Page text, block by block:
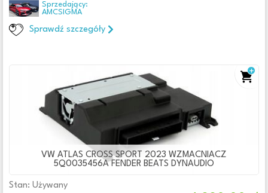
Sprzedający:
AMCSIGMA
Sprawdź szczegóły
VW ATLAS CROSS SPORT 2023 WZMACNIACZ
5Q0035456A FENDER BEATS DYNAUDIO
Stan: Używany